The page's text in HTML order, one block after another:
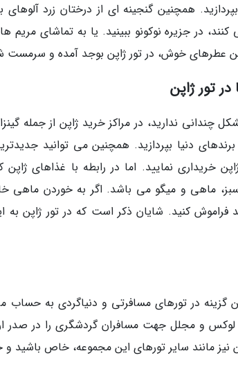
همچنین گنجینه ای از درختان زرد
در جزیره نوکونو ببینید. یا به تماشای مریم
عطرهای خوش، در تور ژاپن بوجد آمده و سرمست
تور ژاپن
چندانی ندارید، در مراکز خرید ژاپن از جمله
برندهای دنیا بپردازید. همچنین می توانید
خریداری نمایید. اما در رابطه با غذاهای
سبز، ماهی و میگو می باشد. اگر به خوردن ماهی
کنید. شایان ذکر است که در تور ژاپن به
گزینه در تورهای مسافرتی و دنیاگردی به
لوکس و مجلل جهت مسافران گردشگری را در صدر
نیز مانند سایر تورهای این مجموعه، خاص